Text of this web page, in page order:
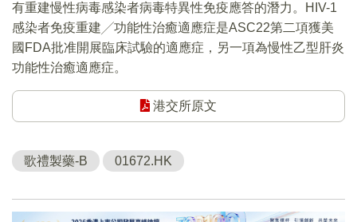
有重建慢性病毒感染者病毒特異性免疫應答的潛力。HIV-1
感染者免疫重建╱功能性治癒適應症是ASC22第二項獲美
國FDA批准開展臨床試驗的適應症，另一項為慢性乙型肝炎
功能性治癒適應症。
港交所原文
歌禮製藥-B 01672.HK